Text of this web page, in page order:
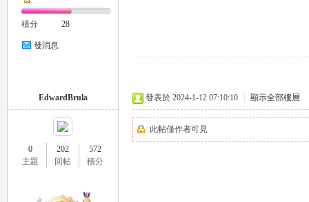
積分 28
發消息
EdwardBrula
0
主題
202
回帖
572
積分
發表於 2024-1-12 07:10:10 顯示全部樓層
此帖僅作者可見